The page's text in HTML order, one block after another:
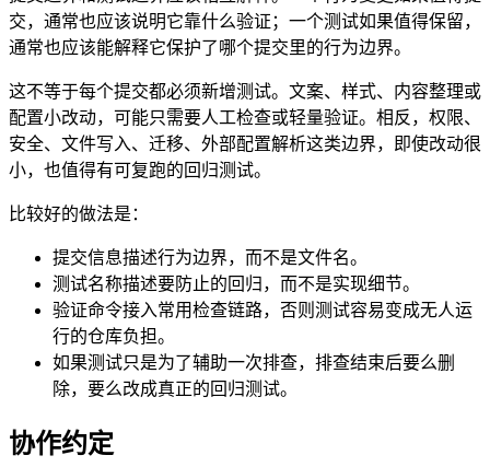
交，通常也应该说明它靠什么验证；一个测试如果值得保留，
通常也应该能解释它保护了哪个提交里的行为边界。
这不等于每个提交都必须新增测试。文案、样式、内容整理或
配置小改动，可能只需要人工检查或轻量验证。相反，权限、
安全、文件写入、迁移、外部配置解析这类边界，即使改动很
小，也值得有可复跑的回归测试。
比较好的做法是：
提交信息描述行为边界，而不是文件名。
测试名称描述要防止的回归，而不是实现细节。
验证命令接入常用检查链路，否则测试容易变成无人运
行的仓库负担。
如果测试只是为了辅助一次排查，排查结束后要么删
除，要么改成真正的回归测试。
协作约定